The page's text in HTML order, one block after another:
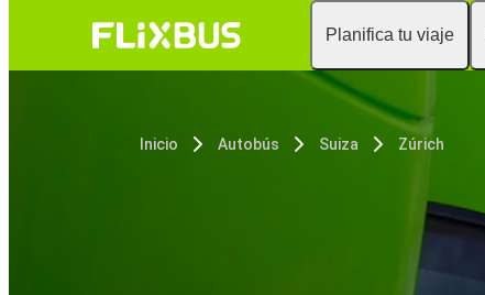
Planifica tu viaje
Inicio Autobús Suiza Zúrich